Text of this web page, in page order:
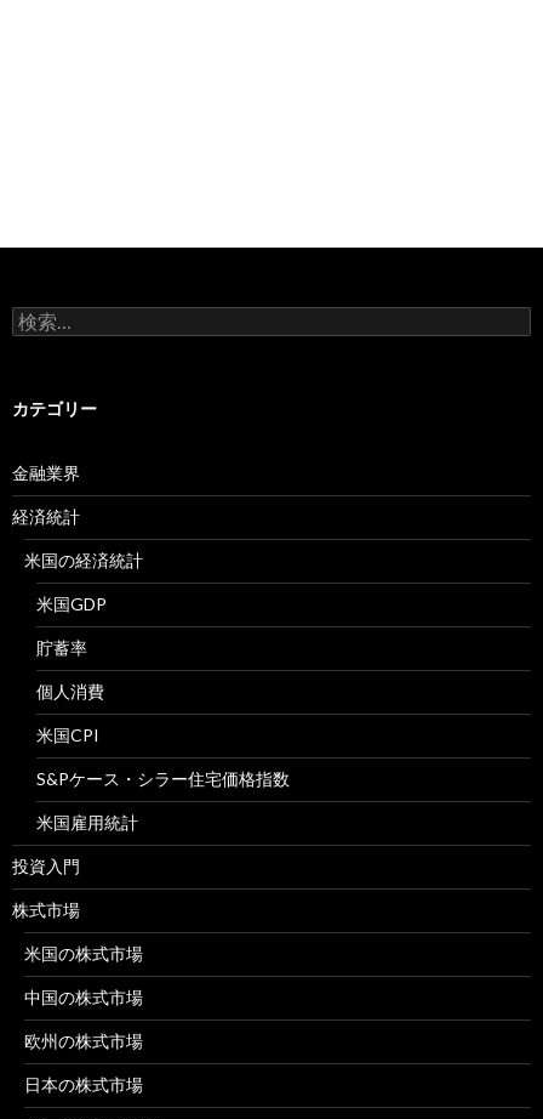
検
索:
カテゴリー
金融業界
経済統計
米国の経済統計
米国GDP
貯蓄率
個人消費
米国CPI
S&Pケース・シラー住宅価格指数
米国雇用統計
投資入門
株式市場
米国の株式市場
中国の株式市場
欧州の株式市場
日本の株式市場